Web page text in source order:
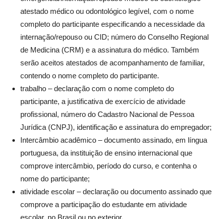
atestado médico ou odontológico legível, com o nome
completo do participante especificando a necessidade da
internação/repouso ou CID; número do Conselho Regional
de Medicina (CRM) e a assinatura do médico. Também
serão aceitos atestados de acompanhamento de familiar,
contendo o nome completo do participante.
trabalho – declaração com o nome completo do
participante, a justificativa de exercício de atividade
profissional, número do Cadastro Nacional de Pessoa
Jurídica (CNPJ), identificação e assinatura do empregador;
Intercâmbio acadêmico – documento assinado, em língua
portuguesa, da instituição de ensino internacional que
comprove intercâmbio, período do curso, e contenha o
nome do participante;
atividade escolar – declaração ou documento assinado que
comprove a participação do estudante em atividade